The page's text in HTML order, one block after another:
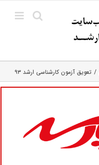
تعویق آزمون کارشناسی ارشد ۹۳